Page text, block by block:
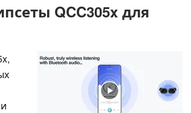
QCC305x для